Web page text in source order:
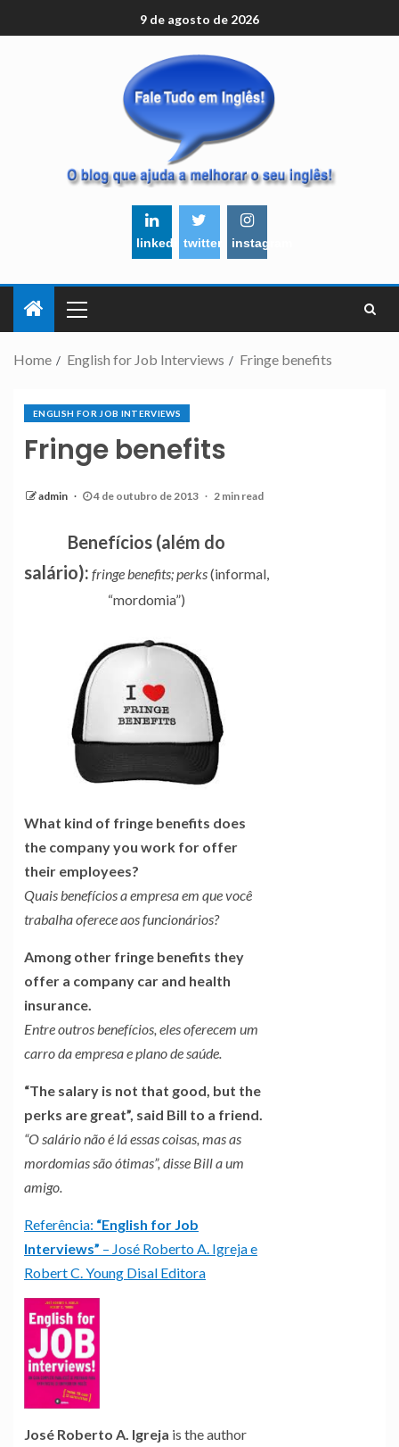
9 de agosto de 2026
linkedintwitter instagram
Home English for Job Interviews Fringe benefits
ENGLISH FOR JOB INTERVIEWS
Fringe benefits
admin 4 de outubro de 2013 2 min read
Benefícios (além do
salário): fringe benefits; perks(informal,
“mordomia”)
What kind of fringe benefits does
the company you work for offer
their employees?
Quais benefícios a empresa em que você
trabalha oferece aos funcionários?
Among other fringe benefits they
offer a company car and health
insurance.
Entre outros benefícios, eles oferecem um
carro da empresa e plano de saúde.
“The salary is not that good, but the
perks are great”, said Bill to a friend.
“O salário não é lá essas coisas, mas as
mordomias são ótimas”, disse Bill a um
amigo.
Referência: “English for Job
Interviews” – José Roberto A. Igreja e
Robert C. Young Disal Editora
José Roberto A. Igreja is the author